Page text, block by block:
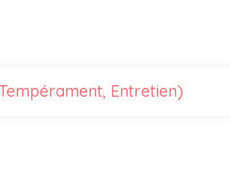
Entretien)